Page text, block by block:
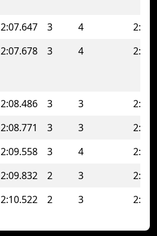
2:07.647 3 4
2:07.678 3 4
2:08.486 3 3
2:08.771 3 3
2:09.558 3 4
2:09.832 2 3
2:10.522 2 3